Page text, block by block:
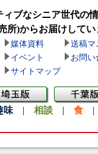
ィブなシニア世代の
所)からお届けしてい
媒体資料
送稿マ
イベント
お問い
サイトマップ
味 | 相談 | 食